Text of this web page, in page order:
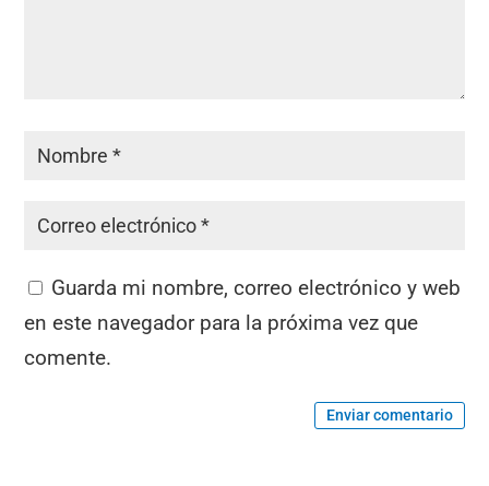
Guarda mi nombre, correo electrónico y web
en este navegador para la próxima vez que
comente.
Enviar comentario